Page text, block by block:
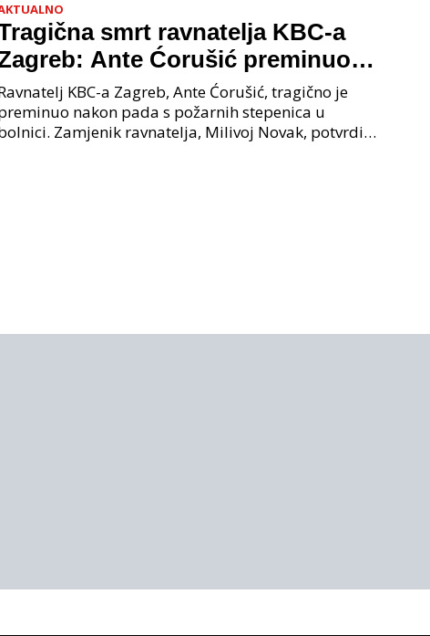
smrt ravnatelja KBC-a
Ante Ćorušić preminuo
pada u bolnici, policija na
događaja
KBC-a Zagreb, Ante Ćorušić, tragično je
nakon pada s požarnih stepenica u
Zamjenik ravnatelja, Milivoj Novak, potvrdio